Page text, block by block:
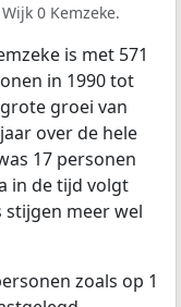
0 Kemzeke.
is met 571
in 1990 tot
groei van
over de hele
17 personen
in de tijd volgt
meer wel
zoals op 1